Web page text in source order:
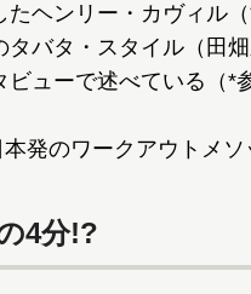
ヘンリー・カヴィル
バタ・スタイル（田
ューで述べている（*
発のワークアウトメソ
4分!?